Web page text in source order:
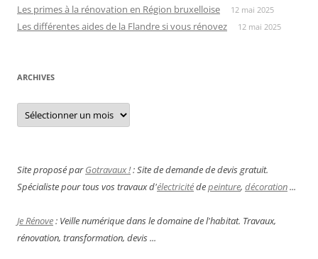
Les primes à la rénovation en Région bruxelloise 12 mai 2025
Les différentes aides de la Flandre si vous rénovez 12 mai 2025
ARCHIVES
Archives
Site proposé parGotravaux !: Site de demande de devis gratuit.
Spécialiste pour tous vos travaux d'électricitédepeinture, décoration...
Je Rénove: Veille numérique dans le domaine de l'habitat. Travaux,
rénovation, transformation, devis ...